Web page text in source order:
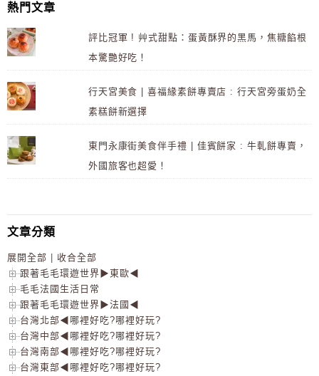
熱門文章
評比冠軍 ! 艸式甜點：蛋黃酥界的黑馬，焦糖餡根
本驚艷好吃！
行天宮美食 | 喜福緣素餅專賣店 : 行天宮旁蛋奶全
素糕餅新選擇
東門永康街美食伴手禮 | 佳賓餅家 : 牛軋餅專賣，
外國旅客也超愛！
文章分類
展開全部
收合全部
跟著毛毛環遊世界▶東歐◀
毛毛法國生活日常
跟著毛毛環遊世界▶法國◀
台灣北部◀哪裡好吃?哪裡好玩?
台灣中部◀哪裡好吃?哪裡好玩?
台灣南部◀哪裡好吃?哪裡好玩?
台灣東部◀哪裡好吃?哪裡好玩?